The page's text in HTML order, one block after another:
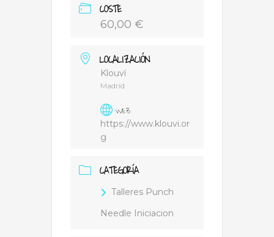
COSTE
60,00 €
LOCALIZACIÓN
Klouví
Madrid
WEB
https://www.klouvi.or
g
CATEGORÍA
Talleres Punch
Needle Iniciacion